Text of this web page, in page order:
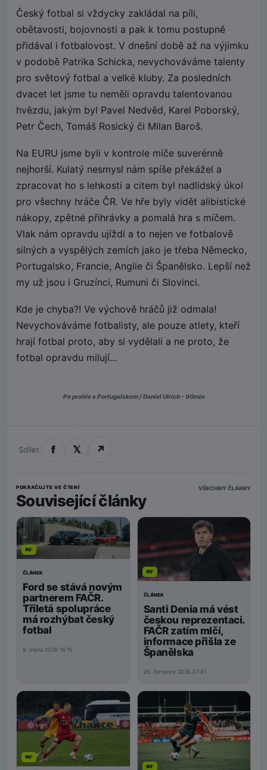
Český fotbal si vždycky zakládal na píli,
obětavosti, bojovnosti a pak k tomu postupně
přidával i fotbalovost. V dnešní době až na výjimku
v podobě Patrika Schicka, nevychováváme talenty
pro světový fotbal a velké kluby. Za posledních
dvacet let jsme tu neměli opravdu talentovanou
hvězdu, jakým byl Pavel Nedvěd, Karel Poborský,
Petr Čech, Tomáš Rosický či Milan Baroš.
Na EURU jsme byli v kontrole míče suverénně
nejhorší. Kulatý nesmysl nám spíše překážel a
zpracovat ho s lehkostí a citem byl nadlidský úkol
pro všechny hráče ČR. Ve hře byly vidět alibistické
nákopy, zpětné přihrávky a pomalá hra s míčem.
Vlak nám opravdu ujíždí a to nejen ve fotbalově
silných a vyspělých zemích jako je třeba Německo,
Portugalsko, Francie, Anglie či Španělsko. Lepší než
my už jsou i Gruzínci, Rumuni či Slovinci.
Kde je chyba?! Ve výchově hráčů již odmala!
Nevychováváme fotbalisty, ale pouze atlety, kteří
hrají fotbal proto, aby si vydělali a ne proto, že
fotbal opravdu milují...
Po prohře s Portugalskem / Daniel Ulrich - 90min
Sdílet f 𝕏 ↗
POKRAČUJTE VE ČTENÍ
Související články
VŠECHNY ČLÁNKY
90'
ČLÁNEK
Ford se stává novým
partnerem FAČR.
Tříletá spolupráce
má rozhýbat český
fotbal
6. srpna 2026 16:15
90'
ČLÁNEK
Santi Denia má vést
českou reprezentaci.
FAČR zatím mlčí,
informace přišla ze
Španělska
29. července 2026 07:41
90'
90'